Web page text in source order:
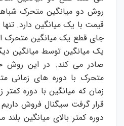
روش دو میانگین متحرک
قیمت با یک میانگین دارد.
جای قطع یک میانگین متحرک
یک میانگین توسط میانگین
صادر می کند. در این روش
متحرک با دوره های زمانی
زمان که میانگین با دوره کمتر
قرار گرفت سیگنال فروش
دوره کمتر بالای میانگین